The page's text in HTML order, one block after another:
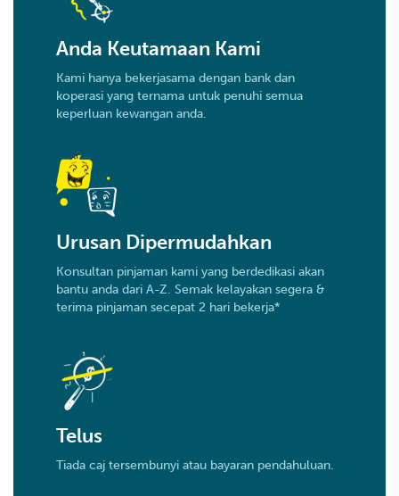
Anda Keutamaan Kami
Kami hanya bekerjasama dengan bank dan
koperasi yang ternama untuk penuhi semua
keperluan kewangan anda.
Urusan Dipermudahkan
Konsultan pinjaman kami yang berdedikasi akan
bantu anda dari A-Z. Semak kelayakan segera &
terima pinjaman secepat 2 hari bekerja*
Telus
Tiada caj tersembunyi atau bayaran pendahuluan.